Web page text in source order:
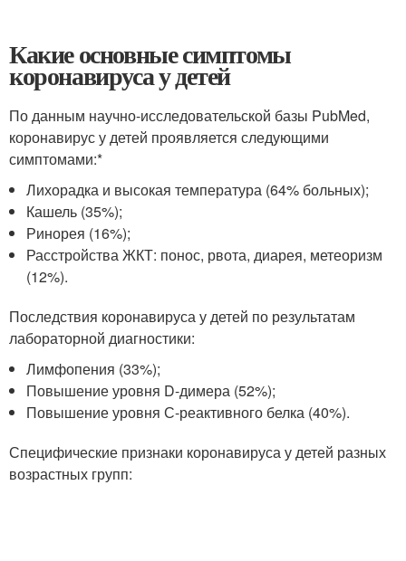
Какие основные симптомы
коронавируса у детей
По данным научно-исследовательской базы PubMed,
коронавирус у детей проявляется следующими
симптомами:*
Лихорадка и высокая температура (64% больных);
Кашель (35%);
Ринорея (16%);
Расстройства ЖКТ: понос, рвота, диарея, метеоризм
(12%).
Последствия коронавируса у детей по результатам
лабораторной диагностики:
Лимфопения (33%);
Повышение уровня D-димера (52%);
Повышение уровня С-реактивного белка (40%).
Специфические признаки коронавируса у детей разных
возрастных групп: